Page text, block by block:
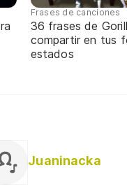
Frases de canciones
36 frases de
compartir en tus
estados
Juaninacka